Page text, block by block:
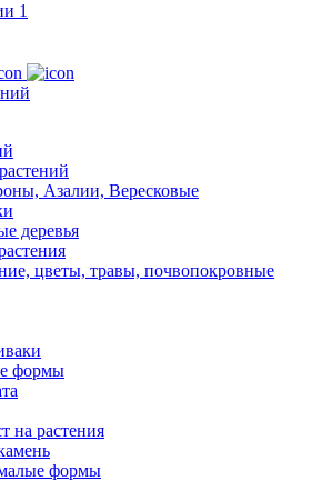
1
Азалии, Вересковые
деревья
цветы, травы, почвопокровные
формы
на растения
формы